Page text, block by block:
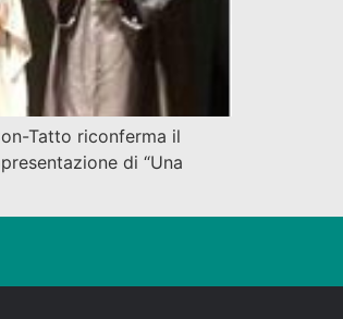
Tatto riconferma il
di “Una